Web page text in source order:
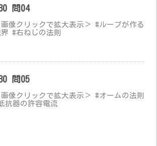
問04
画像クリックで拡大表示＞ #ループが作る
#右ねじの法則
問05
画像クリックで拡大表示＞ #オームの法則
抗器の許容電流